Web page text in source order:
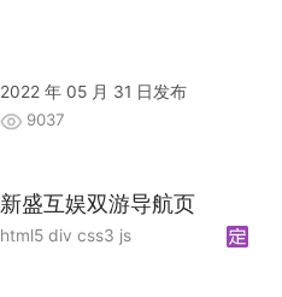
2022 年 05 月 31 日发布
9037
新盛互娱双游导航页
html5 div css3 js